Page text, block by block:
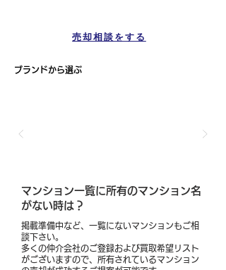
売却相談をする
ブランドから選ぶ
​マンション一覧に所有のマンション名
がない時は？
掲載準備中など、一覧にないマンションもご相
談下さい。
多くの仲介会社のご登録および買取希望リスト
がございますので、所有されているマンション